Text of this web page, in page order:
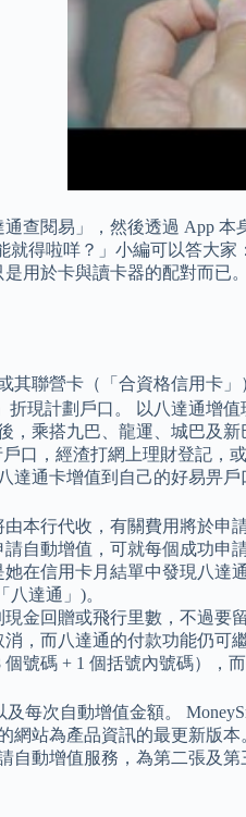
通查閱易」，然後透過 App
就得啦咩？」小編可以答大
用於卡與讀卡器的配對而已
其聯營卡（「合資格信用卡
現計劃戶口。 以八達通增
，乘搭九巴、龍運、城巴及
口，經渣打網上理財登記
通卡增值到自己的好易畀戶
本行代收，有關費用將於申
自動增值，可就每個成功申
在信用卡月結單中發現八達
達通」)。
金回贈或飛行里數，不過要
，而八達通的付款功能仍可繼
號碼 + 1 個括號內號碼），
每次自動增值金額。
網站為產品資訊的最更新版
自動增值服務，為第二張及